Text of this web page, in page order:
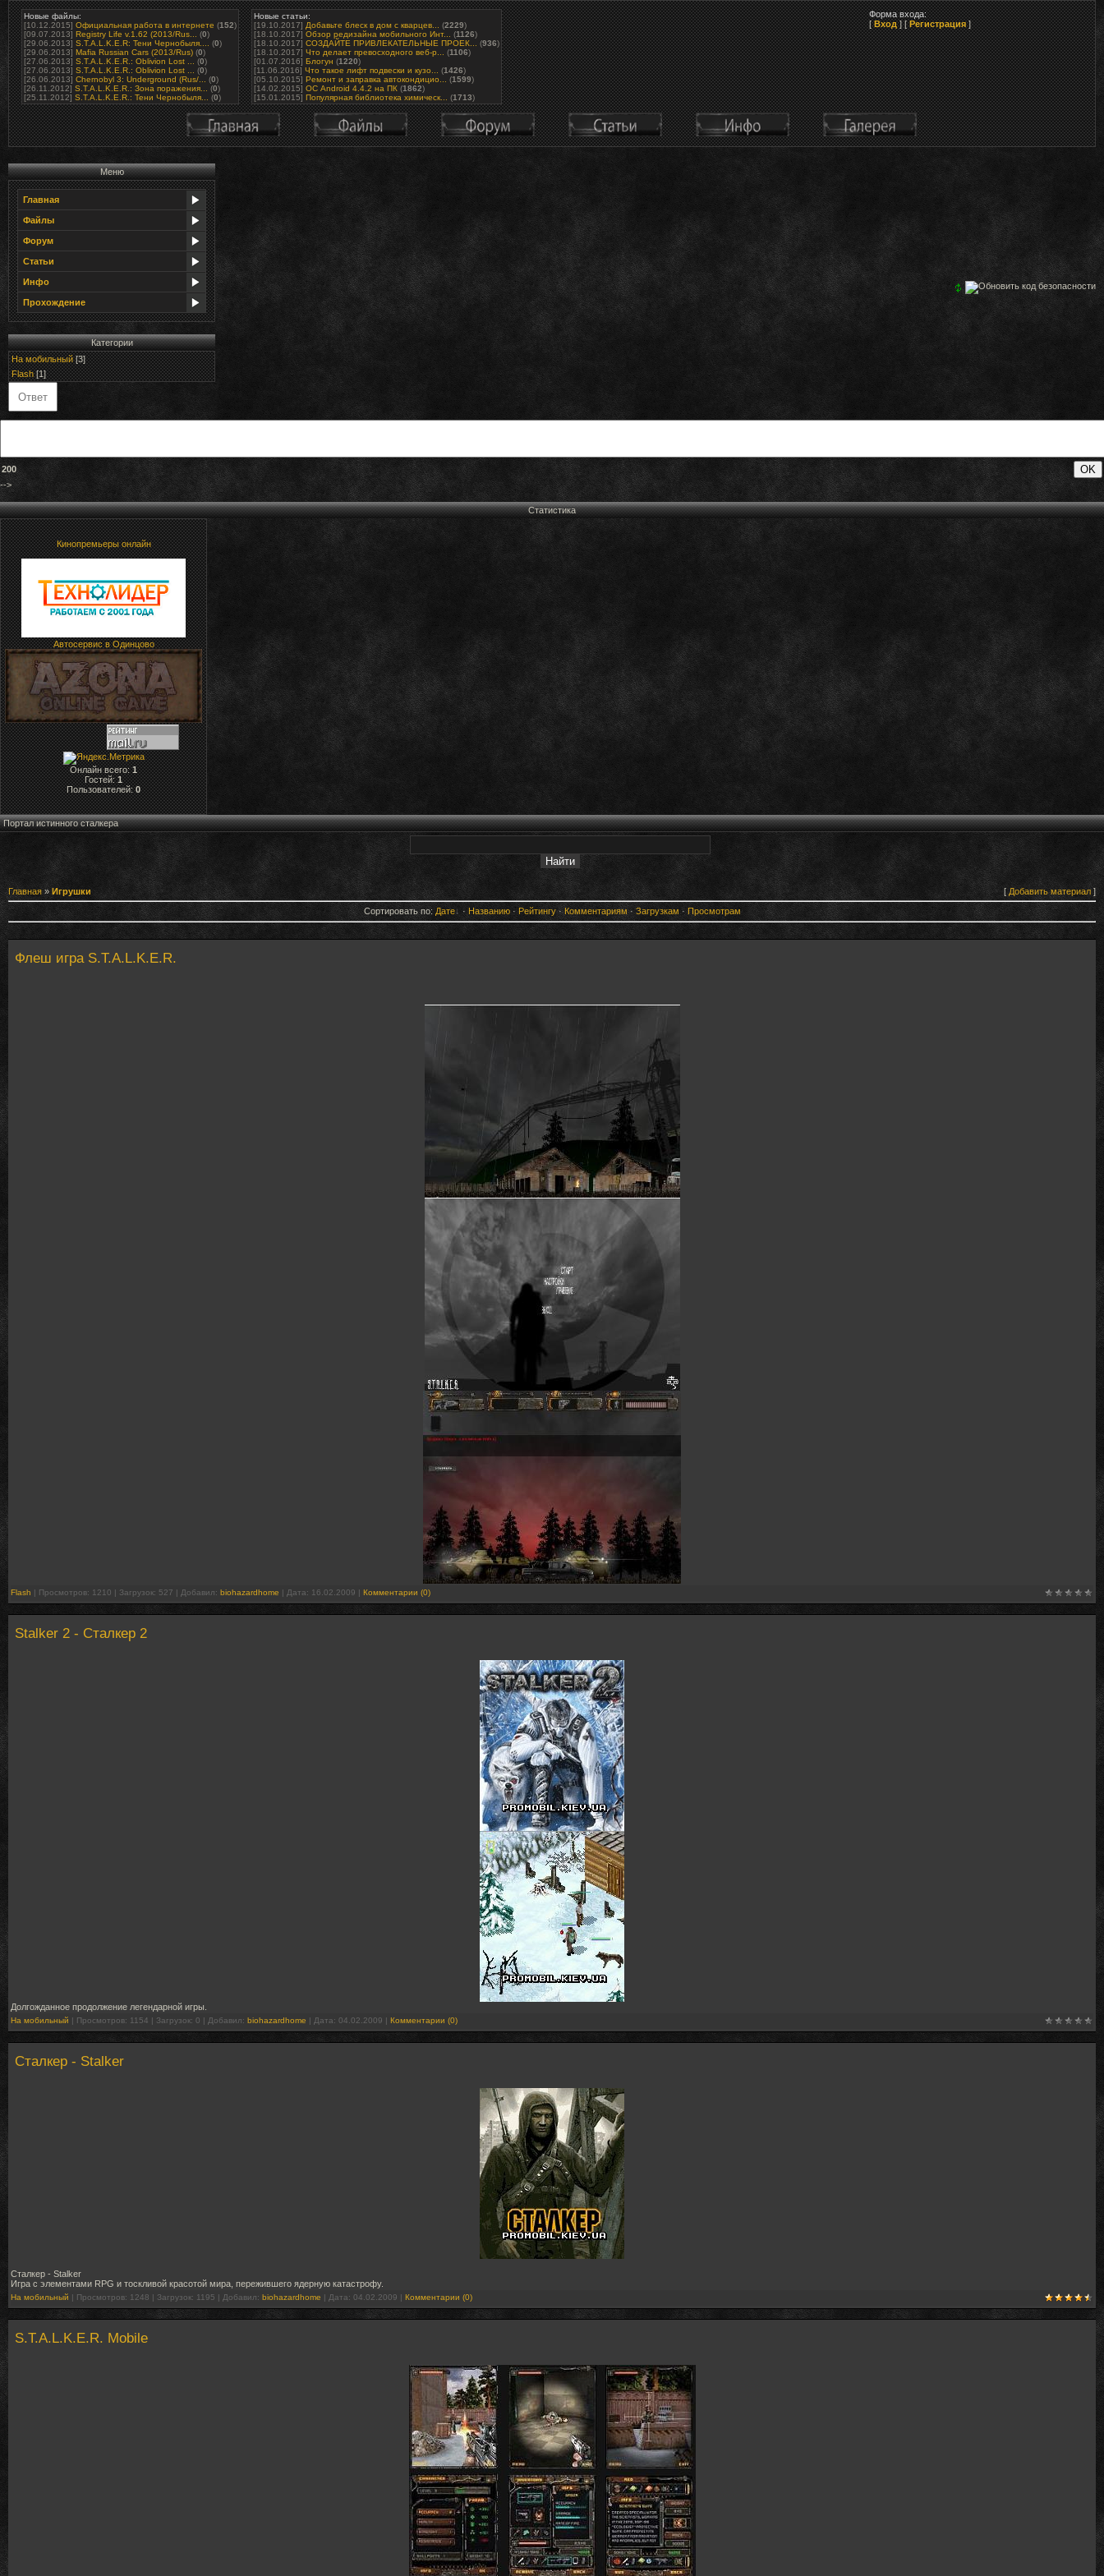
Новые файлы:
[10.12.2015] Официальная работа в интернете (152)
[09.07.2013] Registry Life v.1.62 (2013/Rus... (0)
[29.06.2013] S.T.A.L.K.E.R: Тени Чернобыля.... (0)
[29.06.2013] Mafia Russian Cars (2013/Rus) (0)
[27.06.2013] S.T.A.L.K.E.R.: Oblivion Lost ... (0)
[27.06.2013] S.T.A.L.K.E.R.: Oblivion Lost ... (0)
[26.06.2013] Chernobyl 3: Underground (Rus/... (0)
[26.11.2012] S.T.A.L.K.E.R.: Зона поражения... (0)
[25.11.2012] S.T.A.L.K.E.R.: Тени Чернобыля... (0)
Новые статьи:
[19.10.2017] Добавьте блеск в дом с кварцев... (2229)
[18.10.2017] Обзор редизайна мобильного Инт... (1126)
[18.10.2017] СОЗДАЙТЕ ПРИВЛЕКАТЕЛЬНЫЕ ПРОЕК... (936)
[18.10.2017] Что делает превосходного веб-р... (1106)
[01.07.2016] Блогун (1220)
[11.06.2016] Что такое лифт подвески и кузо... (1426)
[05.10.2015] Ремонт и заправка автокондицио... (1599)
[14.02.2015] ОС Android 4.4.2 на ПК (1862)
[15.01.2015] Популярная библиотека химическ... (1713)
Форма входа:
[Вход] [Регистрация]
Меню
Главная
Файлы
Форум
Статьи
Инфо
Прохождение
Категории
На мобильный [3]
Flash [1]
200
-->
Статистика
Кинопремьеры онлайн
Автосервис в Одинцово
Онлайн всего:1
Гостей:1
Пользователей:0
Портал истинного сталкера
Главная » Игрушки [ Добавить материал ]
Сортировать по: Дате · Названию· Рейтингу·Комментариям· Загрузкам · Просмотрам
Флеш игра S.T.A.L.K.E.R.
Flash | Просмотров: 1210 | Загрузок: 527 | Добавил: biohazardhome | Дата: 16.02.2009 | Комментарии (0)
Stalker 2 - Сталкер 2
Долгожданное продолжение легендарной игры.
На мобильный | Просмотров: 1154 | Загрузок: 0 | Добавил: biohazardhome | Дата: 04.02.2009 | Комментарии (0)
Сталкер - Stalker
Сталкер - Stalker
Игра с элементами RPG и тоскливой красотой мира, пережившего ядерную катастрофу.
На мобильный | Просмотров: 1248 | Загрузок: 1195 | Добавил: biohazardhome | Дата: 04.02.2009 | Комментарии (0)
S.T.A.L.K.E.R. Mobile